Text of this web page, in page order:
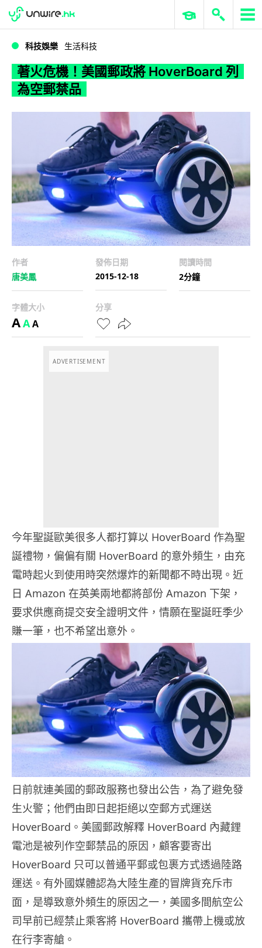
WWDC 2026 ERP 與商業 AI
科技娛樂 生活科技
著火危機！美國郵政將 HoverBoard 列
為空郵禁品
作者
唐美鳳
發佈日期
2015-12-18
閱讀時間
2分鐘
字體大小
AAA
分享
ADVERTISEMENT
今年聖誕歐美很多人都打算以 HoverBoard 作為聖
誕禮物，偏偏有關 HoverBoard 的意外頻生，由充
電時起火到使用時突然爆炸的新聞都不時出現。近
日 Amazon 在英美兩地都將部份 Amazon 下架，
要求供應商提交安全證明文件，情願在聖誕旺季少
賺一筆，也不希望出意外。
日前就連美國的郵政服務也發出公告，為了避免發
生火警；他們由即日起拒絕以空郵方式運送
HoverBoard。美國郵政解釋 HoverBoard 內藏鋰
電池是被列作空郵禁品的原因，顧客要寄出
HoverBoard 只可以普通平郵或包裹方式透過陸路
運送。有外國媒體認為大陸生產的冒牌貨充斥市
面，是導致意外頻生的原因之一，美國多間航空公
司早前已經禁止乘客將 HoverBoard 攜帶上機或放
在行李寄艙。